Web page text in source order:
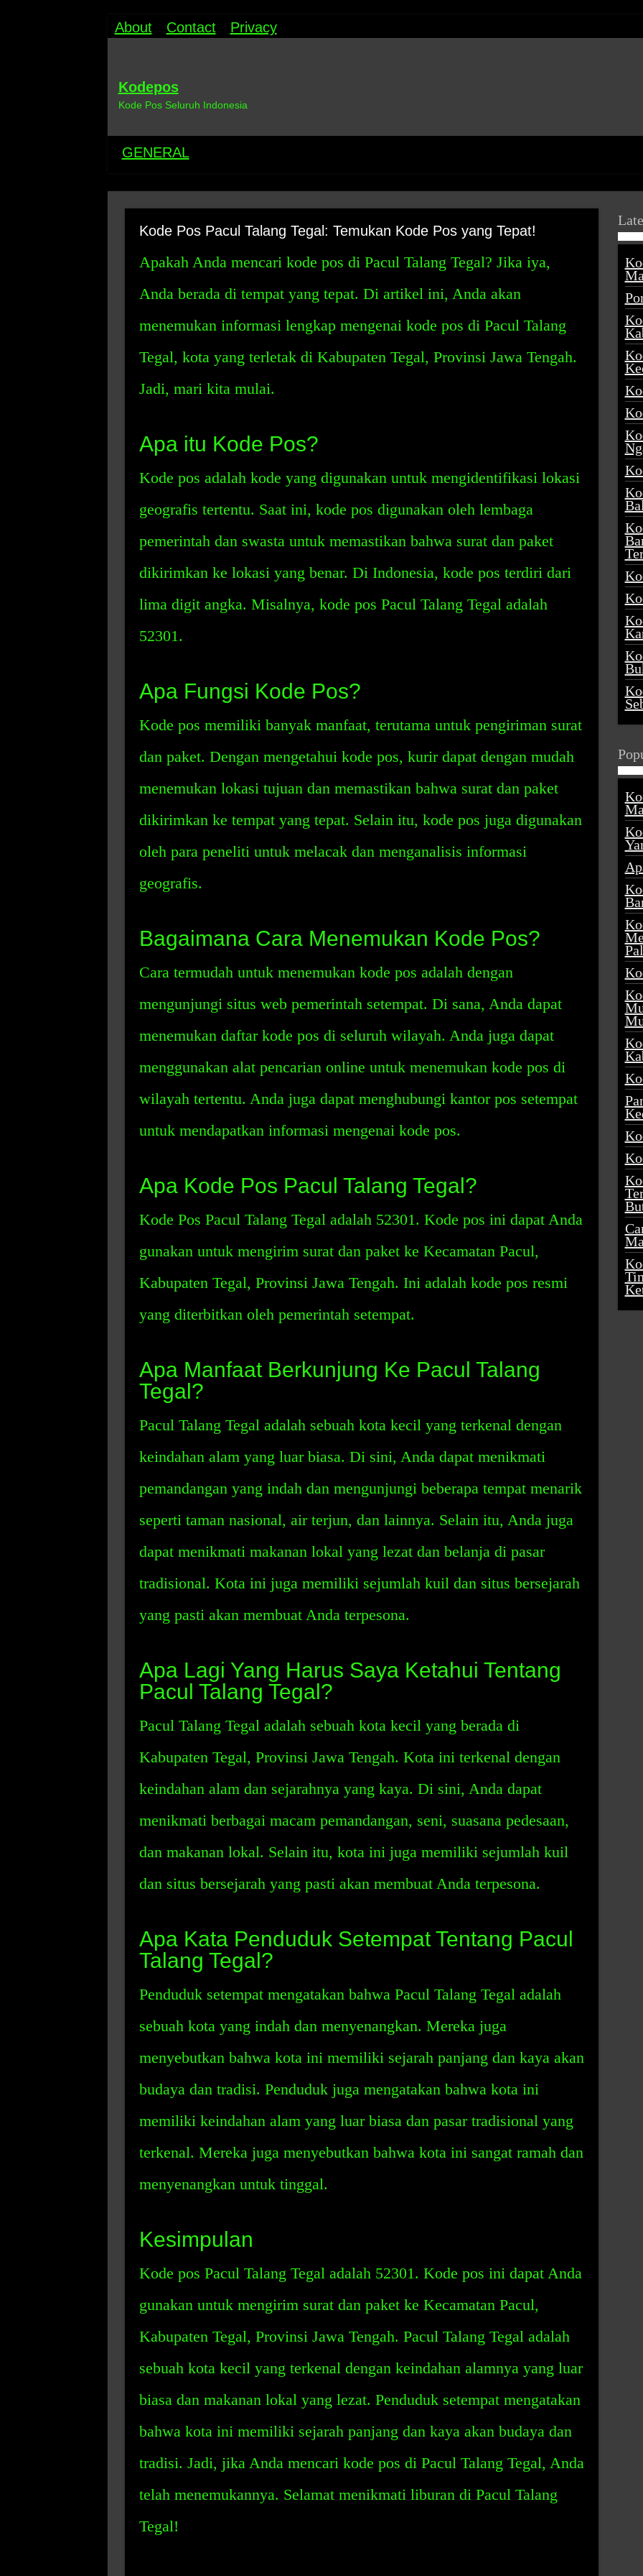
About Contact Privacy
Kodepos
Kode Pos Seluruh Indonesia
GENERAL
Kode Pos Pacul Talang Tegal: Temukan Kode Pos yang Tepat!
Apakah Anda mencari kode pos di Pacul Talang Tegal? Jika iya,
Anda berada di tempat yang tepat. Di artikel ini, Anda akan
menemukan informasi lengkap mengenai kode pos di Pacul Talang
Tegal, kota yang terletak di Kabupaten Tegal, Provinsi Jawa Tengah.
Jadi, mari kita mulai.
Apa itu Kode Pos?
Kode pos adalah kode yang digunakan untuk mengidentifikasi lokasi
geografis tertentu. Saat ini, kode pos digunakan oleh lembaga
pemerintah dan swasta untuk memastikan bahwa surat dan paket
dikirimkan ke lokasi yang benar. Di Indonesia, kode pos terdiri dari
lima digit angka. Misalnya, kode pos Pacul Talang Tegal adalah
52301.
Apa Fungsi Kode Pos?
Kode pos memiliki banyak manfaat, terutama untuk pengiriman surat
dan paket. Dengan mengetahui kode pos, kurir dapat dengan mudah
menemukan lokasi tujuan dan memastikan bahwa surat dan paket
dikirimkan ke tempat yang tepat. Selain itu, kode pos juga digunakan
oleh para peneliti untuk melacak dan menganalisis informasi
geografis.
Bagaimana Cara Menemukan Kode Pos?
Cara termudah untuk menemukan kode pos adalah dengan
mengunjungi situs web pemerintah setempat. Di sana, Anda dapat
menemukan daftar kode pos di seluruh wilayah. Anda juga dapat
menggunakan alat pencarian online untuk menemukan kode pos di
wilayah tertentu. Anda juga dapat menghubungi kantor pos setempat
untuk mendapatkan informasi mengenai kode pos.
Apa Kode Pos Pacul Talang Tegal?
Kode Pos Pacul Talang Tegal adalah 52301. Kode pos ini dapat Anda
gunakan untuk mengirim surat dan paket ke Kecamatan Pacul,
Kabupaten Tegal, Provinsi Jawa Tengah. Ini adalah kode pos resmi
yang diterbitkan oleh pemerintah setempat.
Apa Manfaat Berkunjung Ke Pacul Talang
Tegal?
Pacul Talang Tegal adalah sebuah kota kecil yang terkenal dengan
keindahan alam yang luar biasa. Di sini, Anda dapat menikmati
pemandangan yang indah dan mengunjungi beberapa tempat menarik
seperti taman nasional, air terjun, dan lainnya. Selain itu, Anda juga
dapat menikmati makanan lokal yang lezat dan belanja di pasar
tradisional. Kota ini juga memiliki sejumlah kuil dan situs bersejarah
yang pasti akan membuat Anda terpesona.
Apa Lagi Yang Harus Saya Ketahui Tentang
Pacul Talang Tegal?
Pacul Talang Tegal adalah sebuah kota kecil yang berada di
Kabupaten Tegal, Provinsi Jawa Tengah. Kota ini terkenal dengan
keindahan alam dan sejarahnya yang kaya. Di sini, Anda dapat
menikmati berbagai macam pemandangan, seni, suasana pedesaan,
dan makanan lokal. Selain itu, kota ini juga memiliki sejumlah kuil
dan situs bersejarah yang pasti akan membuat Anda terpesona.
Apa Kata Penduduk Setempat Tentang Pacul
Talang Tegal?
Penduduk setempat mengatakan bahwa Pacul Talang Tegal adalah
sebuah kota yang indah dan menyenangkan. Mereka juga
menyebutkan bahwa kota ini memiliki sejarah panjang dan kaya akan
budaya dan tradisi. Penduduk juga mengatakan bahwa kota ini
memiliki keindahan alam yang luar biasa dan pasar tradisional yang
terkenal. Mereka juga menyebutkan bahwa kota ini sangat ramah dan
menyenangkan untuk tinggal.
Kesimpulan
Kode pos Pacul Talang Tegal adalah 52301. Kode pos ini dapat Anda
gunakan untuk mengirim surat dan paket ke Kecamatan Pacul,
Kabupaten Tegal, Provinsi Jawa Tengah. Pacul Talang Tegal adalah
sebuah kota kecil yang terkenal dengan keindahan alamnya yang luar
biasa dan makanan lokal yang lezat. Penduduk setempat mengatakan
bahwa kota ini memiliki sejarah panjang dan kaya akan budaya dan
tradisi. Jadi, jika Anda mencari kode pos di Pacul Talang Tegal, Anda
telah menemukannya. Selamat menikmati liburan di Pacul Talang
Tegal!